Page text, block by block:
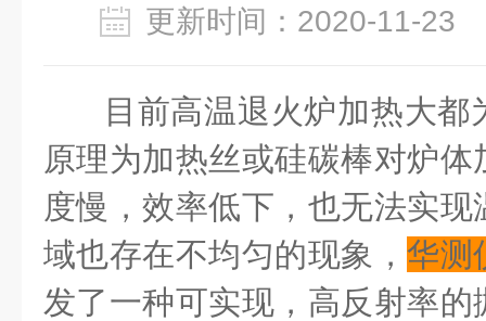
更新时间：2020-11-
目前高温退火炉加热大都
原理为加热丝或硅碳棒对炉
度慢，效率低下，也无法实
域也存在不均匀的现象，华测
发了一种可实现，高反射率